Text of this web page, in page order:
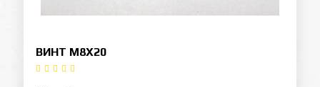
ВИНТ M8X20